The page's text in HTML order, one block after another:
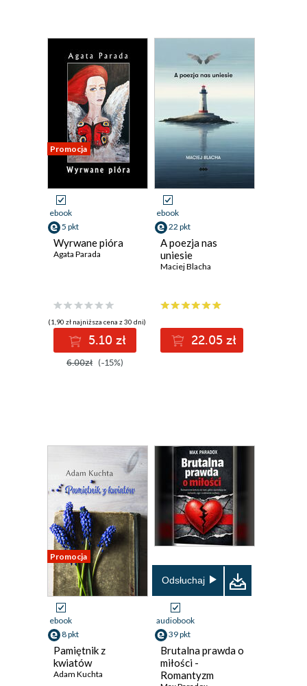
Promocja
ebook
5 pkt
Wyrwane pióra
Agata Parada
(1,90 zł najniższa cena z 30 dni)
5.10 zł
6.00zł (-15%)
ebook
22 pkt
A poezja nas
uniesie
Maciej Blacha
22.05 zł
Promocja
ebook
8 pkt
Pamiętnik z
kwiatów
Adam Kuchta
Odsłuchaj
audiobook
39 pkt
Brutalna prawda o
miłości -
Romantyzm